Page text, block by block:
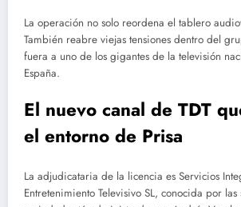
La operación no solo reordena el tablero
También reabre viejas tensiones dentro del
fuera a uno de los gigantes de la televisión
España.
El nuevo canal de TDT
el entorno de Prisa
La adjudicataria de la licencia es Servicios
Entretenimiento Televisivo SL, conocida por las